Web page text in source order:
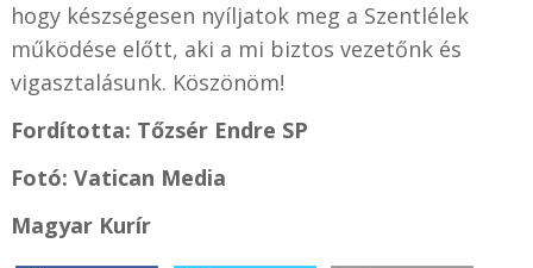
hogy készségesen nyíljatok meg a Szentlélek
működése előtt, aki a mi biztos vezetőnk és
vigasztalásunk. Köszönöm!
Fordította: Tőzsér Endre SP
Fotó: Vatican Media
Magyar Kurír